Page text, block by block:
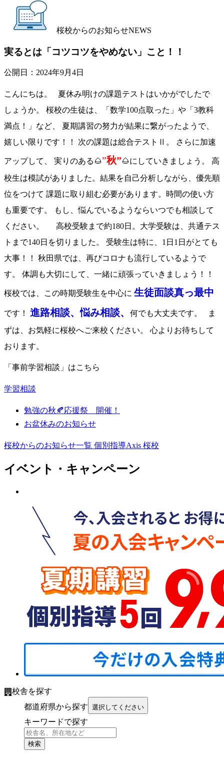
桜校からのお知らせNEWS
実るとは「コツコツをやめない」こと！！
公開日： 2024年9月4日
こんにちは。 夏休み明けの課題テストはいかがでしたで
しょうか。 桜校の生徒は、「数学100点取った」や「3教科
満点！」など、 夏期講習の努力が結果に繋がったようで、
嬉しい限りです！！ 次の課題は総合テストⅡ。 さらに加速
アップして、 実りのある🌰”秋”🌰にしていきましょう。 高
校生は模試がありました。結果を自己分析しながら、優先順
位をつけて 課題に取り組む必要があります。時間の使い方
も重要です。 もし、悩んでいるようならいつでも相談して
ください。 高校受験まで約180日。大学受験は、共通テス
トまで140日を切りました。 受験生は特に、1日1日がとても
大事！！ 秋田県では、再びコロナも流行しているようで
す。 体調も大切にして、一緒に頑張っていきましょう！！
桜校では、この時期受験生を中心に 生徒面談真っ最中
です！ 進路相談、悩み相談、
何でも大丈夫です。 ま
ずは、お気軽に桜校へご来校ください。 心よりお待ちして
おります。
「事前学習相談」はこちら
学習相談
勉強の秋🍂応援祭 開催！
お盆休みのお知らせ
桜校からのお知らせ一覧 個別指導Axis 桜校
イベント・キャンペーン
校舎を探す
都道府県から探す 選択してください
キーワードで探す
検索